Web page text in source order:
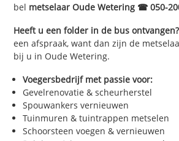
bel metselaar Oude Wetering ☎ 050-
Heeft u een folder in de bus ontvangen?
een afspraak, want dan zijn de
bij u in Oude Wetering.
Voegersbedrijf met passie voor:
Gevelrenovatie & scheurherstel
Spouwankers vernieuwen
Tuinmuren & tuintrappen metselen
Schoorsteen voegen & vernieuwen